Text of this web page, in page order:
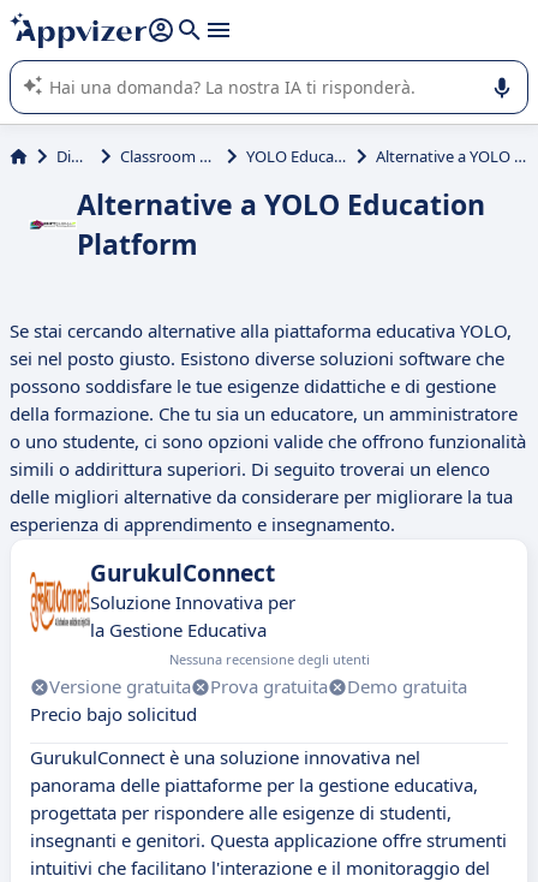
righe con
shift + enter
L'IA di Appvizer vi guida nell'utilizzo o nella scelta di un
software SaaS per la vostra azienda.
Didattica Classroom Management YOLO Education Platform Alternative a YOLO Education Platform
Alternative a YOLO Education
Platform
Se stai cercando alternative alla piattaforma educativa YOLO,
sei nel posto giusto. Esistono diverse soluzioni software che
possono soddisfare le tue esigenze didattiche e di gestione
della formazione. Che tu sia un educatore, un amministratore
o uno studente, ci sono opzioni valide che offrono funzionalità
simili o addirittura superiori. Di seguito troverai un elenco
delle migliori alternative da considerare per migliorare la tua
esperienza di apprendimento e insegnamento.
GurukulConnect
Soluzione Innovativa per
la Gestione Educativa
Nessuna recensione degli utenti
Versione gratuita Prova gratuita
Demo gratuita
Precio bajo solicitud
GurukulConnect è una soluzione innovativa nel
panorama delle piattaforme per la gestione educativa,
progettata per rispondere alle esigenze di studenti,
insegnanti e genitori. Questa applicazione offre strumenti
intuitivi che facilitano l'interazione e il monitoraggio del